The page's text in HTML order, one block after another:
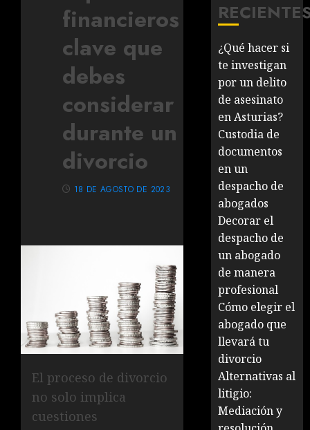
financieros
clave que
debes
considerar
durante un
divorcio
18 DE AGOSTO DE 2023
El proceso de divorcio
no solo implica
cuestiones
¿Qué hacer si
te investigan
por un delito
de asesinato
en Asturias?
Custodia de
documentos
en un
despacho de
abogados
Decorar el
despacho de
un abogado
de manera
profesional
Cómo elegir el
abogado que
llevará tu
divorcio
Alternativas al
litigio:
Mediación y